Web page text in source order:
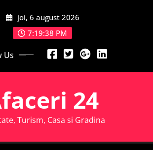
joi, 6 august 2026
7:19:40 PM
Us
24
Turism, Casa si Gradina